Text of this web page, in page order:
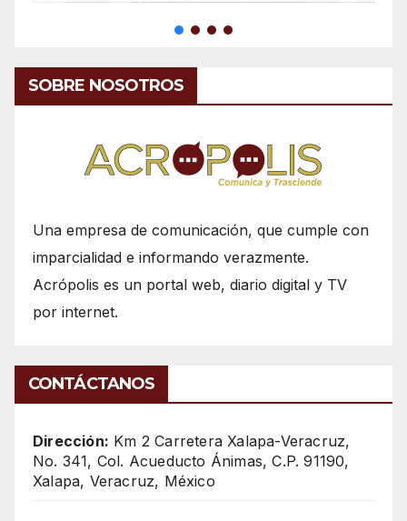
SOBRE NOSOTROS
Una empresa de comunicación, que cumple con
imparcialidad e informando verazmente.
Acrópolis es un portal web, diario digital y TV
por internet.
CONTÁCTANOS
Dirección: Km 2 Carretera Xalapa-Veracruz,
No. 341, Col. Acueducto Ánimas, C.P. 91190,
Xalapa, Veracruz, México